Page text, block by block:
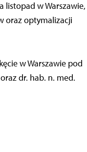
listopad w Warszawie,
oraz optymalizacji
w Warszawie pod
dr. hab. n. med.